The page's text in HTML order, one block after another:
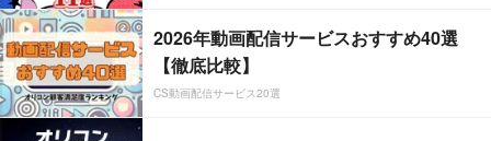
2026年動画配信サービスおすすめ40選
【徹底比較】
CS動画配信サービス20選